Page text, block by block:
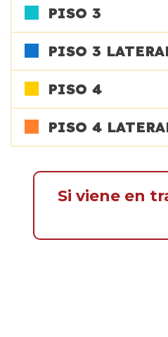
PISO 3
PISO 3
PISO 4
PISO 4
Si viene en